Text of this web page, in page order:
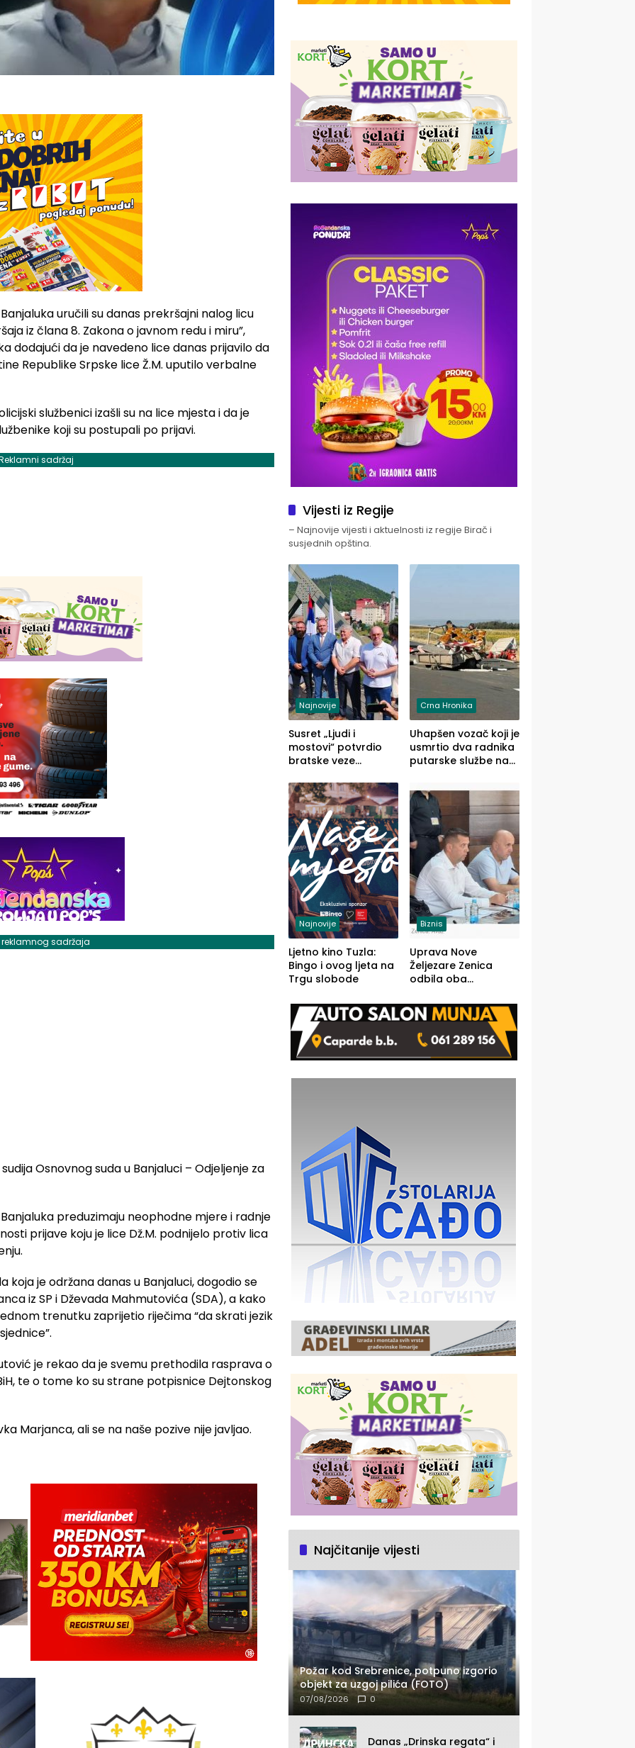
uručili su danas prekršajni nalog licu
iz člana 8. Zakona o javnom redu i miru”,
dodajući da je navedeno lice danas prijavilo da
Republike Srpske lice Ž.M. uputilo verbalne
službenici izašli su na lice mjesta i da je
koji su postupali po prijavi.
sadržaj
reklamnog sadržaja
Osnovnog suda u Banjaluci – Odjeljenje za
preduzimaju neophodne mjere i radnje
prijave koju je lice Dž.M. podnijelo protiv lica
koja je održana danas u Banjaluci, dogodio se
iz SP i Dževada Mahmutovića (SDA), a kako
trenutku zaprijetio riječima “da skrati jezik
je rekao da je svemu prethodila rasprava o
te o tome ko su strane potpisnice Dejtonskog
Marjanca, ali se na naše pozive nije javljao.
Vijesti iz Regije
– Najnovije vijesti i aktuelnosti iz regije Birač i
susjednih opština.
Najnovije
Susret „Ljudi i
mostovi“ potvrdio
bratske veze
Zvornika
Crna Hronika
Uhapšen vozač koji je
usmrtio dva radnika
putarske službe na
prema Šapcu
(FOTO)
Najnovije
Ljetno kino Tuzla:
Bingo i ovog ljeta na
Trgu slobode
Biznis
Uprava Nove
Željezare Zenica
odbila oba
FBiH: Ustrajni da je
stečaj jedino rješenje
Najčitanije vijesti
Požar kod Srebrenice, potpuno izgorio
objekt za uzgoj pilića (FOTO)
07/08/2026 0
Danas „Drinska regata“ i